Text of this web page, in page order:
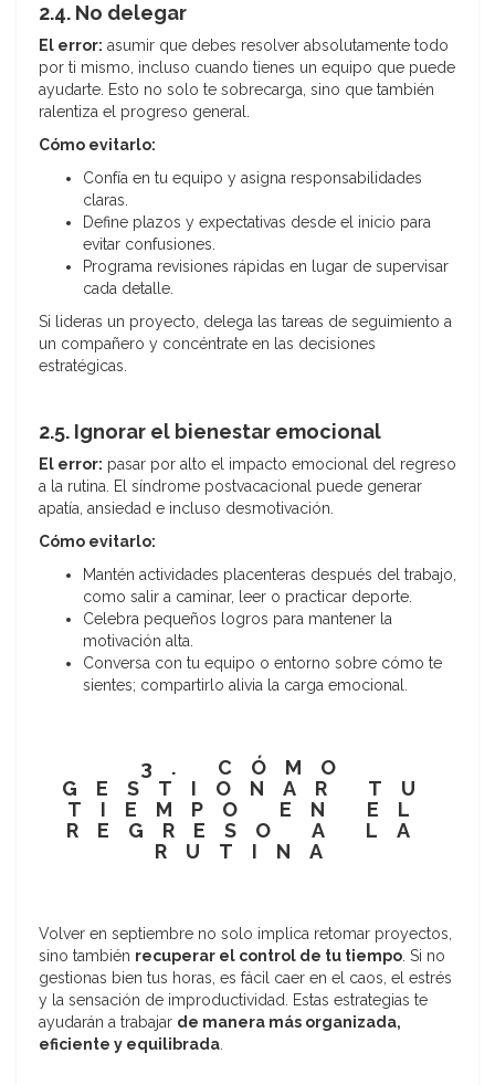
2.4. No delegar
El error: asumir que debes resolver absolutamente todo
por ti mismo, incluso cuando tienes un equipo que puede
ayudarte. Esto no solo te sobrecarga, sino que también
ralentiza el progreso general.
Cómo evitarlo:
Confía en tu equipo y asigna responsabilidades
claras.
Define plazos y expectativas desde el inicio para
evitar confusiones.
Programa revisiones rápidas en lugar de supervisar
cada detalle.
Si lideras un proyecto, delega las tareas de seguimiento a
un compañero y concéntrate en las decisiones
estratégicas.
2.5. Ignorar el bienestar emocional
El error: pasar por alto el impacto emocional del regreso
a la rutina. El síndrome postvacacional puede generar
apatía, ansiedad e incluso desmotivación.
Cómo evitarlo:
Mantén actividades placenteras después del trabajo,
como salir a caminar, leer o practicar deporte.
Celebra pequeños logros para mantener la
motivación alta.
Conversa con tu equipo o entorno sobre cómo te
sientes; compartirlo alivia la carga emocional.
3. CÓMO
GESTIONAR TU
TIEMPO EN EL
REGRESO A LA
RUTINA
Volver en septiembre no solo implica retomar proyectos,
sino también recuperar el control de tu tiempo. Si no
gestionas bien tus horas, es fácil caer en el caos, el estrés
y la sensación de improductividad. Estas estrategias te
ayudarán a trabajar de manera más organizada,
eficiente y equilibrada.